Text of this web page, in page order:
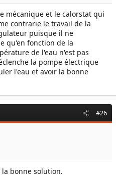
mécanique et le calorstat qui
contrarie le travail de la
puisque il ne
qu'en fonction de la
de l'eau n'est pas
la pompe électrique
l'eau et avoir la bonne
#26
la bonne solution.